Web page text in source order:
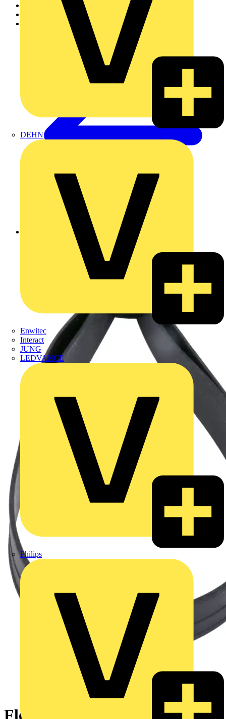
DEHN
Enwitec
Interact
JUNG
LEDVANCE
Philips
Zurück zu Produkte
Flexibles. rutschfestes